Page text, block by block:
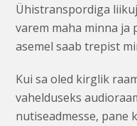
Ühistranspordiga
varem maha minna ja
asemel saab trepist
Kui sa oled kirglik
vahelduseks
nutiseadmesse, pane